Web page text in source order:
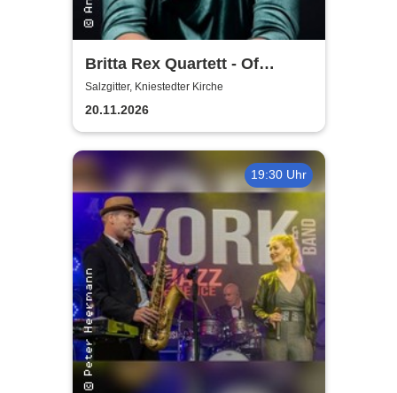
Britta Rex Quartett - Of
Witches, Queens & Heroines
Salzgitter, Kniestedter Kirche
20.11.2026
19:30 Uhr